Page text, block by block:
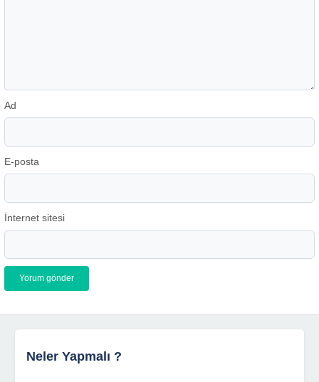
Ad
E-posta
İnternet sitesi
Neler Yapmalı ?